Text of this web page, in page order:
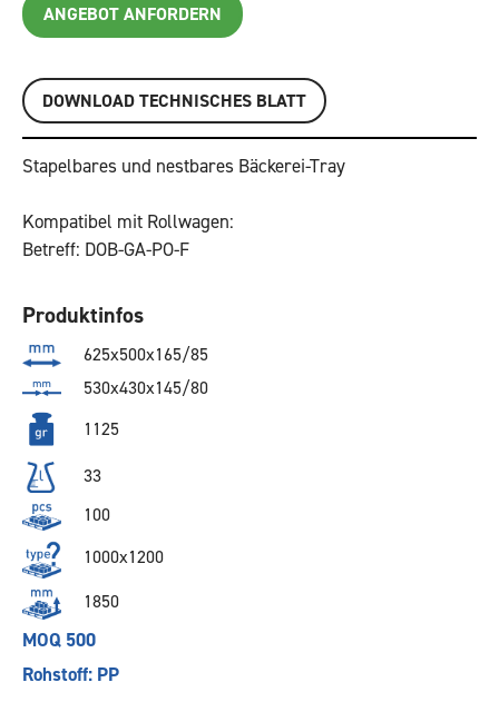
ANGEBOT ANFORDERN
DOWNLOAD TECHNISCHES BLATT
Stapelbares und nestbares Bäckerei-Tray
Kompatibel mit Rollwagen:
Betreff: DOB-GA-PO-F
Produktinfos
625x500x165/85
530x430x145/80
1125
33
100
1000x1200
1850
MOQ 500
Rohstoff: PP